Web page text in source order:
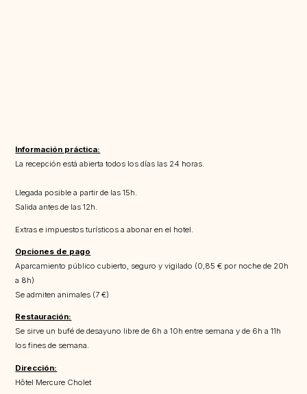
Información práctica:
La recepción está abierta todos los días las 24 horas.
Llegada posible a partir de las 15h.
Salida antes de las 12h.
Extras e impuestos turísticos a abonar en el hotel.
Opciones de pago
Aparcamiento público cubierto, seguro y vigilado (0,85 € por noche de 20h
a 8h)
Se admiten animales (7 €)
Restauración:
Se sirve un bufé de desayuno libre de 6h a 10h entre semana y de 6h a 11h
los fines de semana.
Dirección:
Hôtel Mercure Cholet